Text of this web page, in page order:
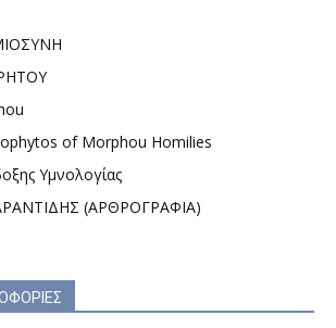
of Morphou Homilies
Υμνολογίας
(ΑΡΘΡΟΓΡΑΦΙΑ)